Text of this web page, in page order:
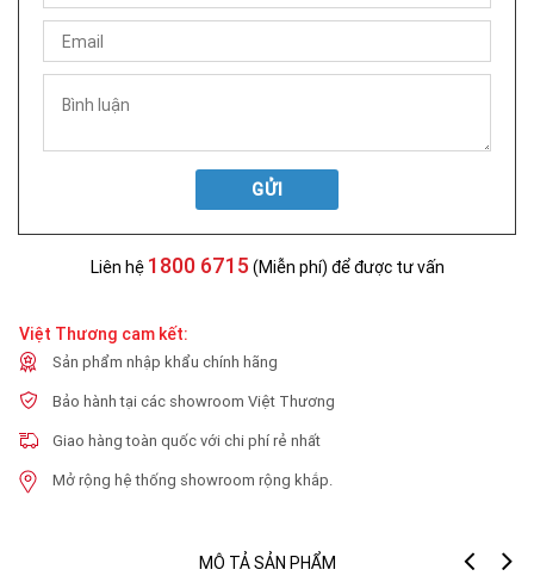
GỬI
Liên hệ 1800 6715 (Miễn phí) để được tư vấn
Việt Thương cam kết:
Sản phẩm nhập khẩu chính hãng
Bảo hành tại các showroom Việt Thương
Giao hàng toàn quốc với chi phí rẻ nhất
Mở rộng hệ thống showroom rộng khắp.
MÔ TẢ SẢN PHẨM